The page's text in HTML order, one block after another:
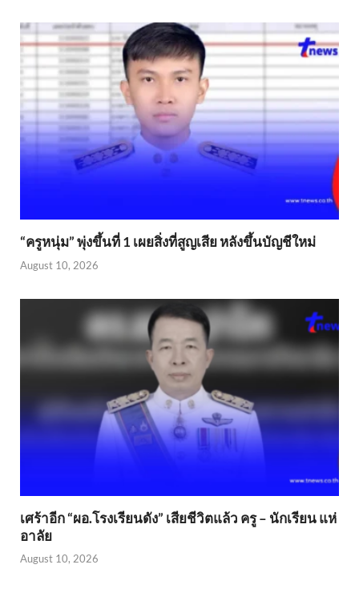
“ครูหนุ่ม” พุ่งขึ้นที่ 1 เผยสิ่งที่สูญเสีย หลังขึ้นบัญชีใหม่
August 10, 2026
เศร้าอีก “ผอ.โรงเรียนดัง” เสียชีวิตแล้ว ครู – นักเรียน แห่
อาลัย
August 10, 2026